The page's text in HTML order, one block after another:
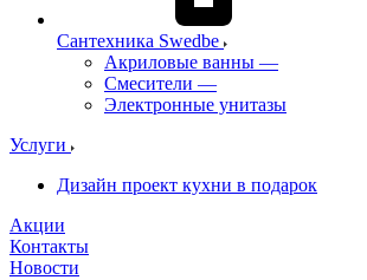
Сантехника Swedbe
Акриловые ванны —
Смесители —
Электронные унитазы
Услуги
Дизайн проект кухни в подарок
Акции
Контакты
Новости